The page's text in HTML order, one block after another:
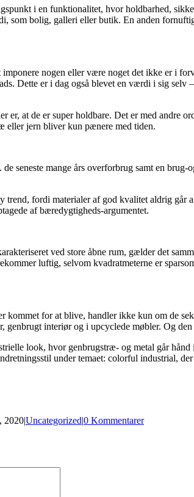
i en funktionalitet, hvor holdbarhed,
som bolig, galleri eller butik. En anden
nogen eller være noget det ikke er i
Dette er i dag også blevet en værdi i sig
er, at de er super holdbare. Det er med
eller jern bliver kun pænere med tiden.
seneste mange års overforbrug samt en
trend, fordi materialer af god kvalitet aldrig
af bæredygtigheds-argumentet.
ved store åbne rum, gælder det
luftig, selvom kvadratmeterne er
kommet for at blive, handler ikke kun om de
interiør og i upcyclede møbler. Og
look, hvor genbrugstræ- og metal går
under temaet: colorful industrial,
2020|Uncategorized|0 Kommentarer